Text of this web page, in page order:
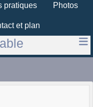
pratiques Photos
et plan